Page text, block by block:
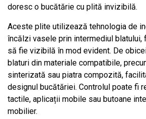
doresc o bucătărie cu plită invizibilă.
Aceste plite utilizează tehnologia de
încălzi vasele prin intermediul blatului,
să fie vizibilă în mod evident. De
blaturi din materiale compatibile,
sinterizată sau piatra compozită,
designul bucătăriei. Controlul poate fi
tactile, aplicații mobile sau butoane
mobilier.